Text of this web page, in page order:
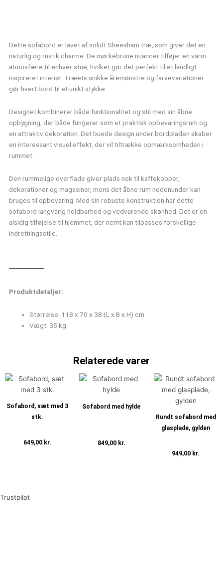
Dette sofabord er lavet af solidt Sheesham træ, som giver det en
naturlig og rustik charme. De mørkebrune nuancer tilføjer en varm
atmosfære til enhver stue, hvilket gør det perfekt til et landligt
inspireret interiør. Træets unikke åremønstre og farvevariationer
gør hvert bord til et unikt stykke.
Designet kombinerer både funktionalitet og stil med sin åbne
opbygning, der både fungerer som et praktisk opbevaringsrum og
en attraktiv dekoration. Det buede design under bordpladen skaber
en interessant visuel effekt, der vil tiltrække opmærksomheden i
rummet.
Den rummelige overflade giver plads nok til kaffekopper,
dekorationer og magasiner, mens det åbne rum nedenunder kan
bruges til opbevaring. Med sin robuste konstruktion har dette
sofabord langvarig holdbarhed og vedvarende skønhed. Det er en
alsidig tilføjelse til hjemmet, der nemt kan tilpasses forskellige
indretningsstile.
Produktdetaljer:
Størrelse: 118 x 70 x 38 (L x B x H) cm
Vægt: 35 kg
Relaterede varer
Sofabord, sæt med 3
stk.
649,00 kr.
Sofabord med hylde
849,00 kr.
Rundt sofabord med
glasplade, gylden
949,00 kr.
Trustpilot